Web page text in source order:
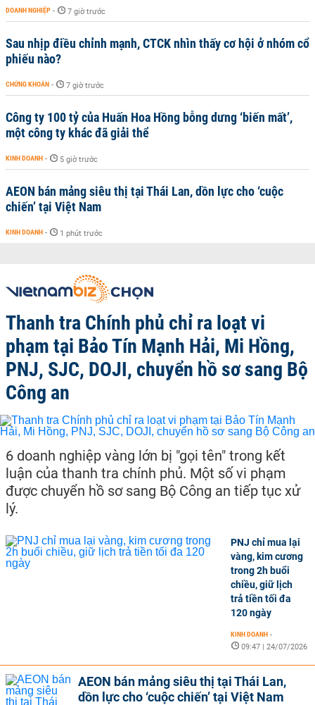
DOANH NGHIỆP - 7 giờ trước
Sau nhịp điều chỉnh mạnh, CTCK nhìn thấy cơ hội ở nhóm cổ
phiếu nào?
CHỨNG KHOÁN - 7 giờ trước
Công ty 100 tỷ của Huấn Hoa Hồng bỗng dưng ‘biến mất’,
một công ty khác đã giải thể
KINH DOANH - 5 giờ trước
AEON bán mảng siêu thị tại Thái Lan, dồn lực cho ‘cuộc
chiến’ tại Việt Nam
KINH DOANH - 1 phút trước
Thanh tra Chính phủ chỉ ra loạt vi
phạm tại Bảo Tín Mạnh Hải, Mi Hồng,
PNJ, SJC, DOJI, chuyển hồ sơ sang Bộ
Công an
6 doanh nghiệp vàng lớn bị "gọi tên" trong kết
luận của thanh tra chính phủ. Một số vi phạm
được chuyển hồ sơ sang Bộ Công an tiếp tục xử
lý.
PNJ chỉ mua lại
vàng, kim cương
trong 2h buổi
chiều, giữ lịch
trả tiền tối đa
120 ngày
KINH DOANH -
09:47 | 24/07/2026
AEON bán mảng siêu thị tại Thái Lan,
dồn lực cho ‘cuộc chiến’ tại Việt Nam